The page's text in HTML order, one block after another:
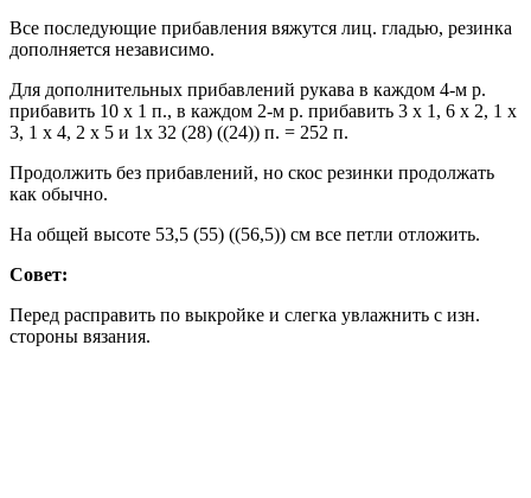
Все последующие прибавления вяжутся лиц. гладью, резинка
дополняется независимо.
Для дополнительных прибавлений рукава в каждом 4-м р.
прибавить 10 х 1 п., в каждом 2-м р. прибавить 3 x 1, 6 x 2, 1 x
3, 1 x 4, 2 x 5 и 1x 32 (28) ((24)) п. = 252 п.
Продолжить без прибавлений, но скос резинки продолжать
как обычно.
На общей высоте 53,5 (55) ((56,5)) см все петли отложить.
Совет:
Перед расправить по выкройке и слегка увлажнить с изн.
стороны вязания.